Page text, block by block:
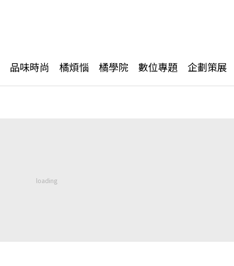
品味時尚 橘煩惱 橘學院 數位專題 企劃策展